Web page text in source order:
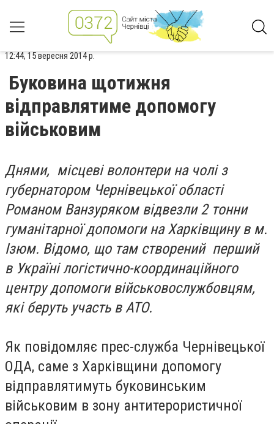
12:44, 15 вересня 2014 р.
Буковина щотижня
відправлятиме допомогу
військовим
Днями, місцеві волонтери на чолі з
губернатором Чернівецької області
Романом Ванзуряком відвезли 2 тонни
гуманітарної допомоги на Харківщину в м.
Ізюм. Відомо, що там створений перший
в Україні логістично-координаційного
центру допомоги військовослужбовцям,
які беруть участь в АТО.
Як повідомляє прес-служба Чернівецької
ОДА, саме з Харківщини допомогу
відправлятимуть буковинським
військовим в зону антитерористичної